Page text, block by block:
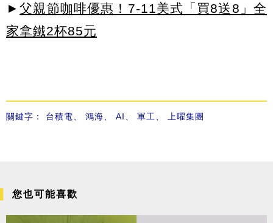
► 父親節咖啡優惠！7-11美式「買8送8」全
家拿鐵2杯85元
關鍵字： 台積電 鴻海 AI 軍工 上曜集團
您也可能喜歡